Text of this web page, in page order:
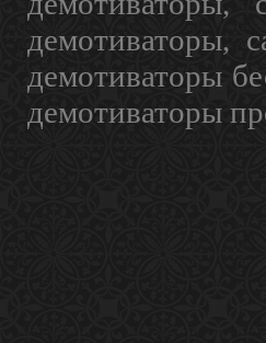
демотиваторы,
демотиваторы
демотиваторы